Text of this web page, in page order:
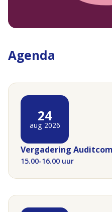
Agenda
24
aug 2026
Vergadering
15.00-16.00 uur